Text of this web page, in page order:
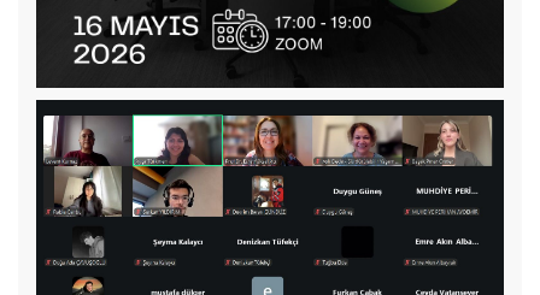
18 Şubat 2026 Çarşamba günü Marmara Üniversitesi Yeşil
Ekonomi ve Sürdürülebilirlik Kulübü öğrencileri ile beraber
Albaraka Türk Katılım Bankası’na teknik gezi düzenledik.
Koordinatörümüz Prof.Dr.Esra Yüksel Acı, YESK ve İktisat
Bölümü öğrencileriyle birlikte, Turkuvaz Medya Grubu ve
Inbusiness Dergisi tarafından 26 Aralık 2025 tarihinde yapılan
Sürdürülebilir Yüzyıl Zirvesi’ne katılım gösterdi.